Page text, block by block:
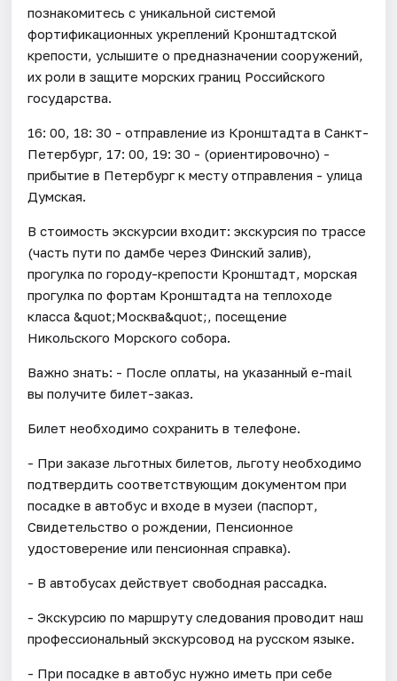
познакомитесь с уникальной системой
фортификационных укреплений Кронштадтской
крепости, услышите о предназначении сооружений,
их роли в защите морских границ Российского
государства.
16: 00, 18: 30 - отправление из Кронштадта в Санкт-
Петербург, 17: 00, 19: 30 - (ориентировочно) -
прибытие в Петербург к месту отправления - улица
Думская.
В стоимость экскурсии входит: экскурсия по трассе
(часть пути по дамбе через Финский залив),
прогулка по городу-крепости Кронштадт, морская
прогулка по фортам Кронштадта на теплоходе
класса &quot;Москва&quot;, посещение
Никольского Морского собора.
Важно знать: - После оплаты, на указанный e-mail
вы получите билет-заказ.
Билет необходимо сохранить в телефоне.
- При заказе льготных билетов, льготу необходимо
подтвердить соответствующим документом при
посадке в автобус и входе в музеи (паспорт,
Свидетельство о рождении, Пенсионное
удостоверение или пенсионная справка).
- В автобусах действует свободная рассадка.
- Экскурсию по маршруту следования проводит наш
профессиональный экскурсовод на русском языке.
- При посадке в автобус нужно иметь при себе